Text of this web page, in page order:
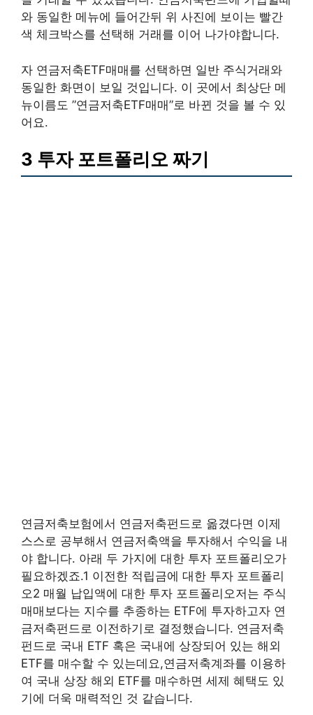
와 동일한 메뉴에 들어간뒤 위 사진에 보이는 빨간
색 체크박스를 선택해 거래를 이어 나가야합니다.
자 연금저축ETF매매를 선택하면 일반 주식거래와
동일한 화면이 보일 것입니다. 이 곳에서 최상단 메
뉴이름도 ”연금저축ETF매매”로 바뀐 것을 볼 수 있
어요.
3 투자 포트폴리오 짜기
연금저축보험에서 연금저축펀드로 옮겼다면 이제
스스로 공부해서 연금저축액을 투자해서 수익을 내
야 합니다. 아래 두 가지에 대한 투자 포트폴리오가
필요하겠죠.1 이전한 적립금에 대한 투자 포트폴리
오2 매월 납입액에 대한 투자 포트폴리오저는 주식
매매보다는 지수를 추종하는 ETF에 투자하고자 연
금저축펀드로 이전하기로 결정했습니다. 연금저축
펀드로 국내 ETF 혹은 국내에 상장되어 있는 해외
ETF를 매수할 수 있는데요,연금저축계좌를 이용하
여 국내 상장 해외 ETF를 매수하면 세제 혜택도 있
기에 더욱 매력적인 것 같습니다.